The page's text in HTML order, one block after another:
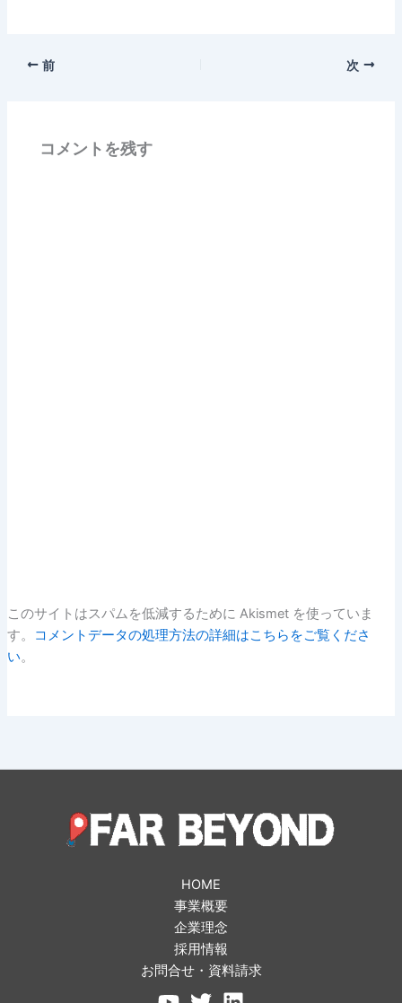
前 次
コメントを残す
このサイトはスパムを低減するために Akismet を使っていま
す。
コメントデータの処理方法の詳細はこちらをご覧くださ
い。
HOME
事業概要
企業理念
採用情報
お問合せ・資料請求